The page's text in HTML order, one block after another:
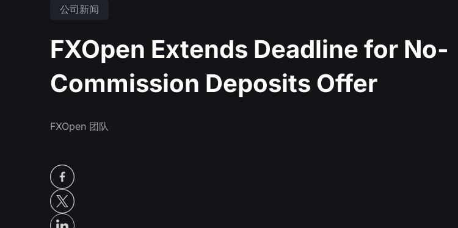
公司新闻
FXOpen Extends Deadline for No-
Commission Deposits Offer
FXOpen 团队